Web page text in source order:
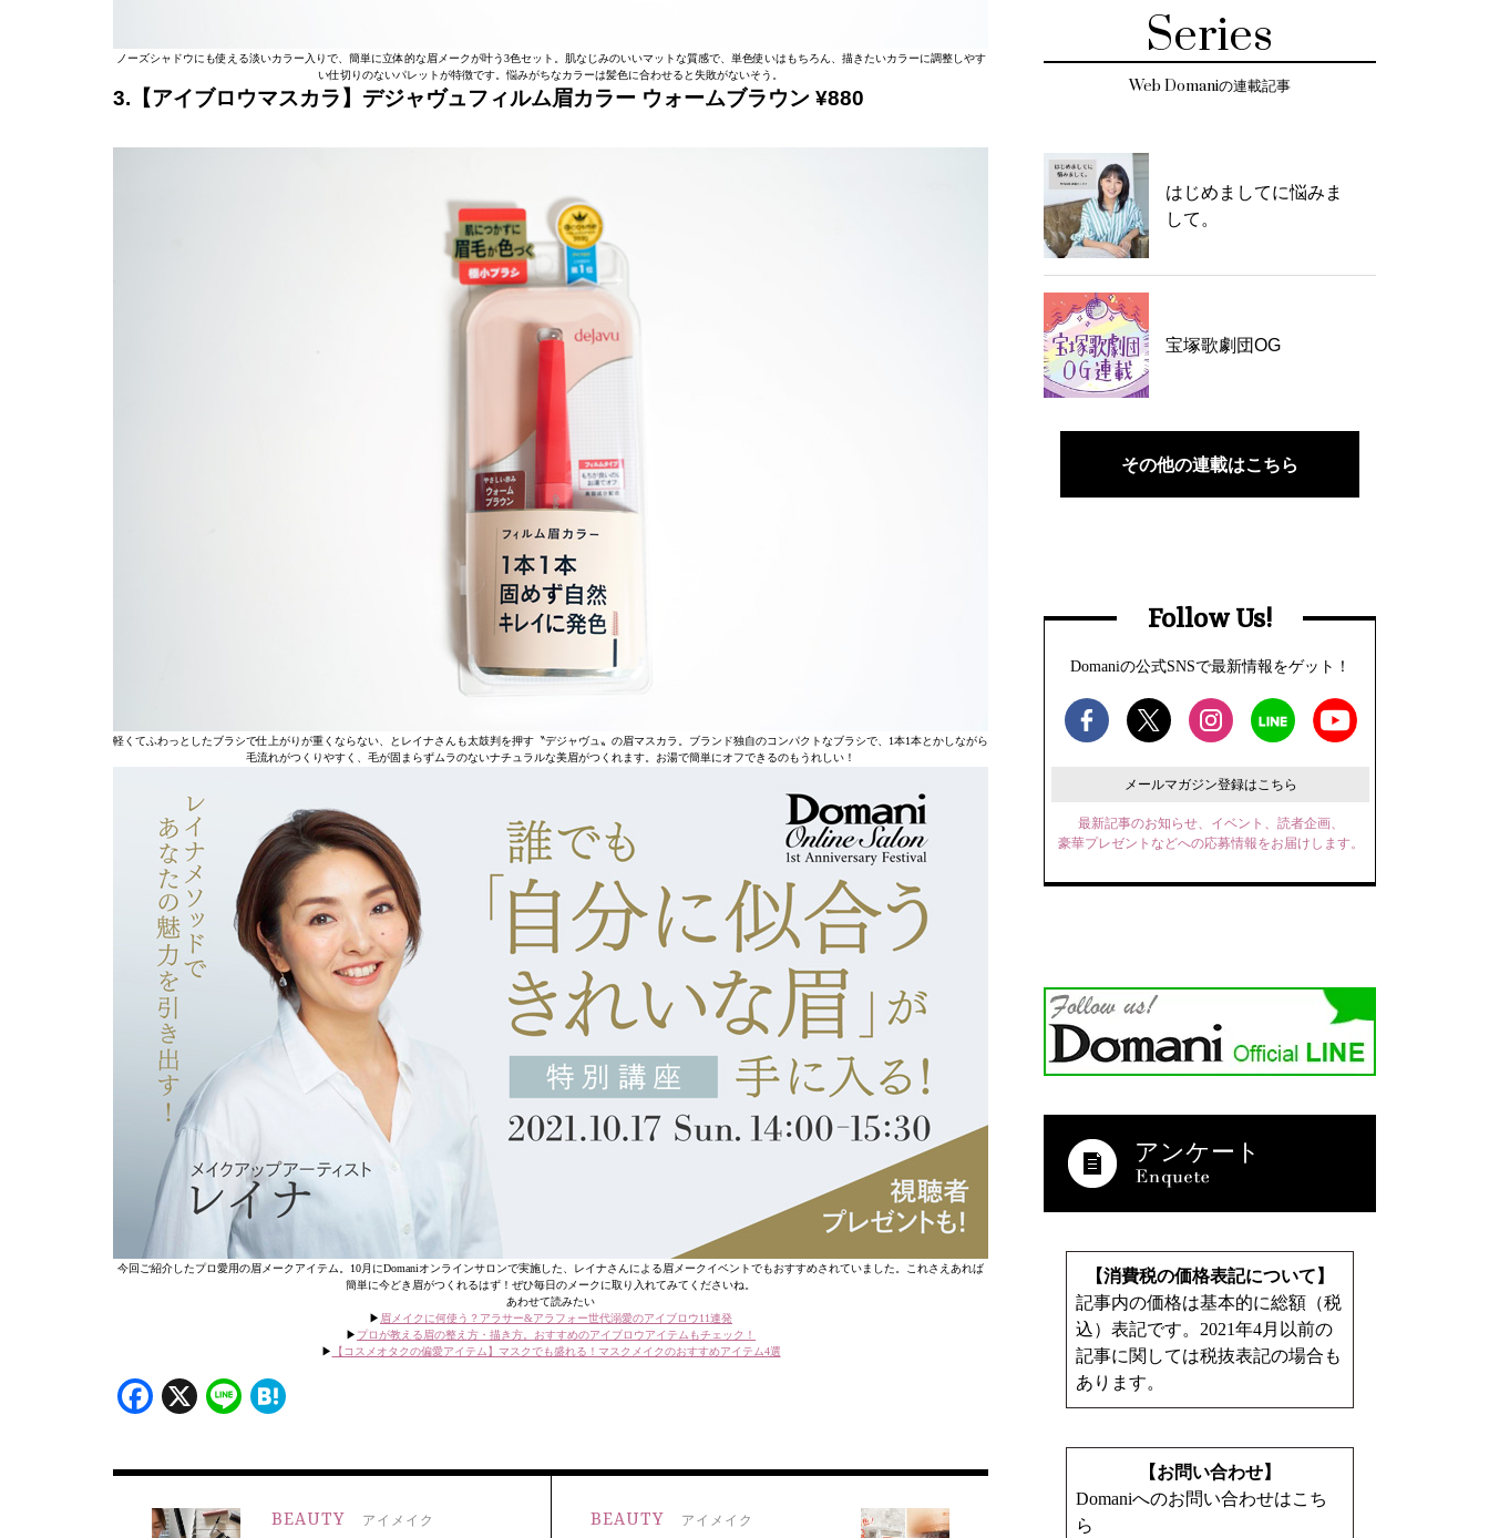
ノーズシャドウにも使える淡いカラー入りで、簡単に立体的な眉メークが叶う3色セット。肌なじみのいいマットな質感で、単色使いはもちろん、描きたいカラーに調整しやす
い仕切りのないパレットが特徴です。悩みがちなカラーは髪色に合わせると失敗がないそう。
3.【アイブロウマスカラ】デジャヴュフィルム眉カラー ウォームブラウン ¥880
軽くてふわっとしたブラシで仕上がりが重くならない、とレイナさんも太鼓判を押す〝デジャヴュ〟の眉マスカラ。ブランド独自のコンパクトなブラシで、1本1本とかしながら
毛流れがつくりやすく、毛が固まらずムラのないナチュラルな美眉がつくれます。お湯で簡単にオフできるのもうれしい！
今回ご紹介したプロ愛用の眉メークアイテム。10月にDomaniオンラインサロンで実施した、レイナさんによる眉メークイベントでもおすすめされていました。これさえあれば
簡単に今どき眉がつくれるはず！ぜひ毎日のメークに取り入れてみてくださいね。
あわせて読みたい
▶︎ 眉メイクに何使う？アラサー&アラフォー世代溺愛のアイブロウ11連発
▶︎ プロが教える眉の整え方・描き方。おすすめのアイブロウアイテムもチェック！
▶︎
【コスメオタクの偏愛アイテム】マスクでも盛れる！マスクメイクのおすすめアイテム4選
Facebook
X Line
BEAUTY アイメイク BEAUTY アイメイク
Series
Web Domaniの連載記事
はじめましてに悩みま
して。
宝塚歌劇団OG
その他の連載はこちら
Follow Us!
Domaniの公式SNSで最新情報をゲット！
メールマガジン登録はこちら
最新記事のお知らせ、イベント、読者企画、
豪華プレゼントなどへの応募情報をお届けします。
アンケート
【消費税の価格表記について】
記事内の価格は基本的に総額（税
込）表記です。2021年4月以前の
記事に関しては税抜表記の場合も
あります。
【お問い合わせ】
Domaniへのお問い合わせはこち
ら